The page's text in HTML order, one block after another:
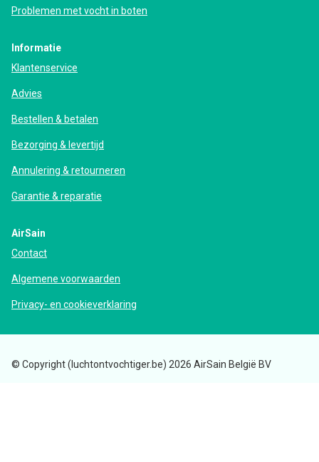
Problemen met vocht in boten
Informatie
Klantenservice
Advies
Bestellen & betalen
Bezorging & levertijd
Annulering & retourneren
Garantie & reparatie
AirSain
Contact
Algemene voorwaarden
Privacy- en cookieverklaring
© Copyright (luchtontvochtiger.be) 2026 AirSain België BV